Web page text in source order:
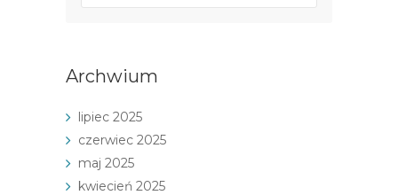
Archwium
lipiec 2025
czerwiec 2025
maj 2025
kwiecień 2025